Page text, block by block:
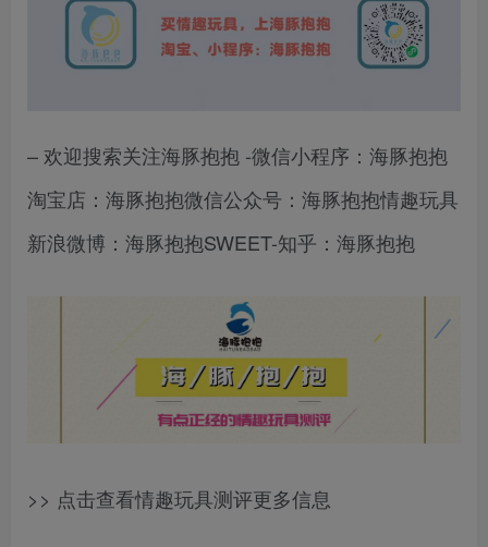
– 欢迎搜索关注海豚抱抱 -微信小程序：海豚抱抱
淘宝店：海豚抱抱微信公众号：海豚抱抱情趣玩具
新浪微博：海豚抱抱SWEET-知乎：海豚抱抱
>> 点击查看情趣玩具测评更多信息